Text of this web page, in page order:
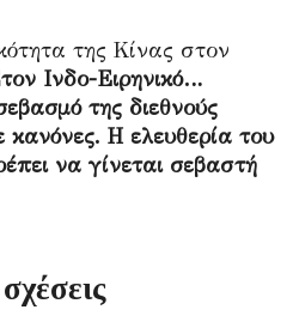
της Κίνας στον
Ινδο-Ειρηνικό…
της διεθνούς
κανόνες. Η ελευθερία του
να γίνεται σεβαστή